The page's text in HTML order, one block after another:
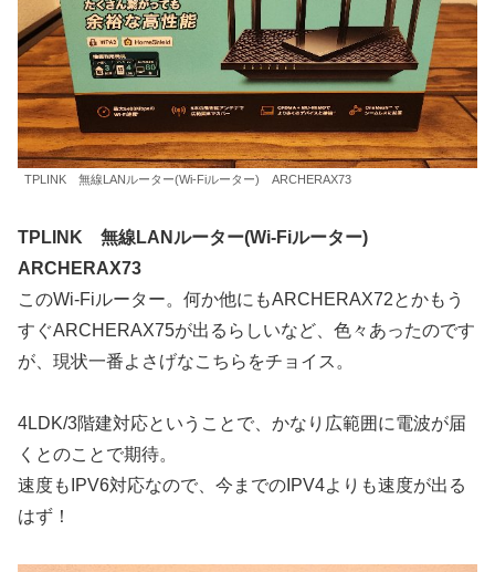
TPLINK 無線LANルーター(Wi-Fiルーター) ARCHERAX73
TPLINK 無線LANルーター(Wi-Fiルーター)
ARCHERAX73
このWi-Fiルーター。何か他にもARCHERAX72とかもう
すぐARCHERAX75が出るらしいなど、色々あったのです
が、現状一番よさげなこちらをチョイス。
4LDK/3階建対応ということで、かなり広範囲に電波が届
くとのことで期待。
速度もIPV6対応なので、今までのIPV4よりも速度が出る
はず！